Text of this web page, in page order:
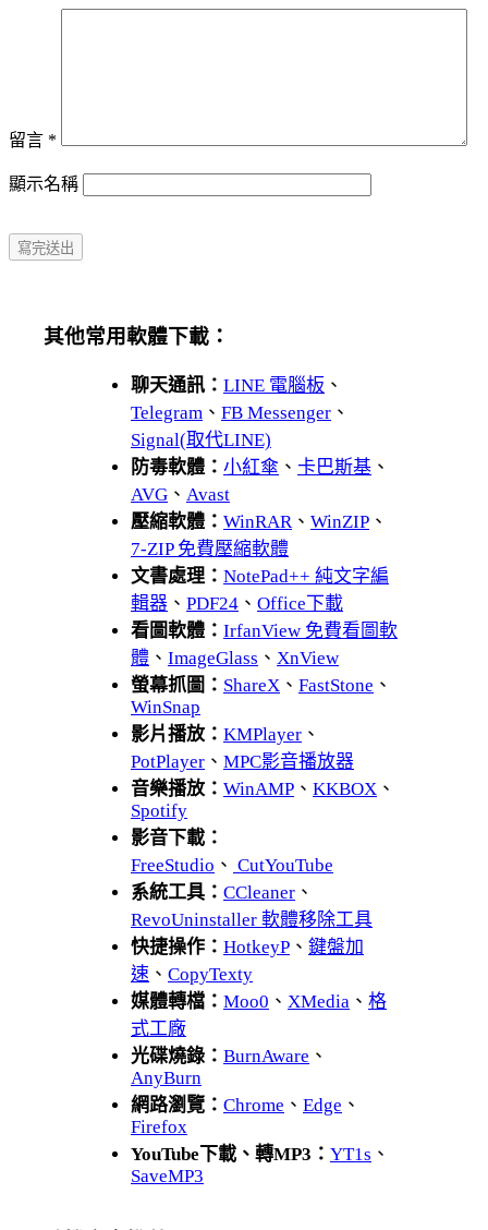
留言 *
顯示名稱
其他常用軟體下載：
聊天通訊： LINE 電腦板 、
Telegram 、 FB Messenger 、
Signal(取代LINE)
防毒軟體： 小紅傘 、 卡巴斯基 、
AVG 、 Avast
壓縮軟體： WinRAR 、 WinZIP 、
7-ZIP 免費壓縮軟體
文書處理： NotePad++ 純文字編
輯器 、 PDF24 、 Office下載
看圖軟體： IrfanView 免費看圖軟
體 、 ImageGlass 、 XnView
螢幕抓圖： ShareX 、 FastStone 、
WinSnap
影片播放： KMPlayer 、
PotPlayer 、 MPC影音播放器
音樂播放： WinAMP 、 KKBOX 、
Spotify
影音下載：
FreeStudio 、 CutYouTube
系統工具： CCleaner 、
RevoUninstaller 軟體移除工具
快捷操作： HotkeyP 、 鍵盤加
速 、 CopyTexty
媒體轉檔： Moo0 、 XMedia 、 格
式工廠
光碟燒錄： BurnAware 、
AnyBurn
網路瀏覽： Chrome 、 Edge 、
Firefox
YouTube下載、轉MP3： YT1s 、
SaveMP3